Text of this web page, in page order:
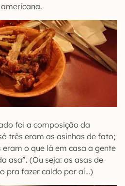
foi a composição da
três eram as asinhas de fato;
o que lá em casa a gente
asa”. (Ou seja: as asas de
pra fazer caldo por aí…)